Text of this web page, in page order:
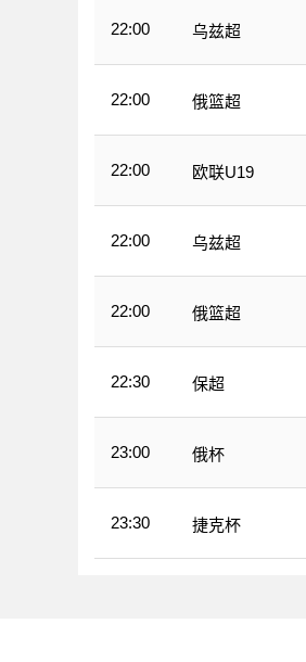
22:00 乌兹超
22:00 俄篮超
22:00 欧联U19
22:00 乌兹超
22:00 俄篮超
22:30 保超
23:00 俄杯
23:30 捷克杯